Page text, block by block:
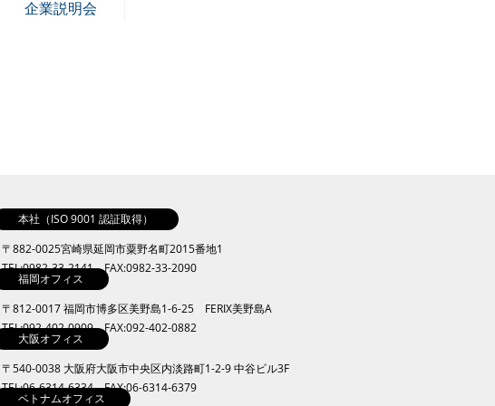
企業説明会
本社（ISO 9001 認証取得）
〒882-0025宮崎県延岡市粟野名町2015番地1
TEL:0982-33-2141 FAX:0982-33-2090
福岡オフィス
〒812-0017 福岡市博多区美野島1-6-25 FERIX美野島A
TEL:092-402-0909 FAX:092-402-0882
大阪オフィス
〒540-0038 大阪府大阪市中央区内淡路町1-2-9 中谷ビル3F
TEL:06-6314-6334 FAX:06-6314-6379
ベトナムオフィス